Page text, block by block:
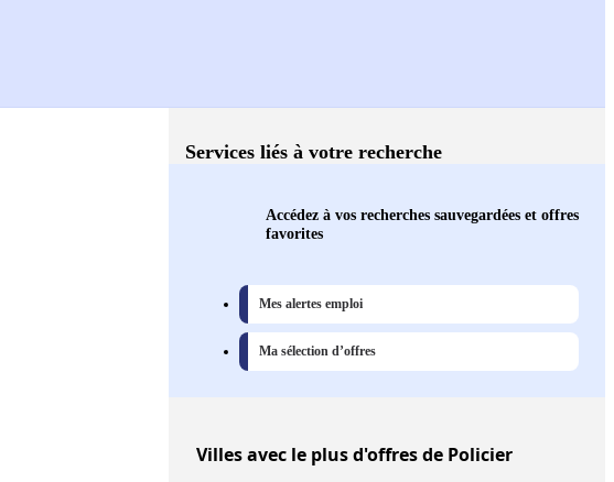
Services liés à votre recherche
Accédez à vos recherches sauvegardées et offres
favorites
Mes alertes emploi
Ma sélection d’offres
Villesavec le plus d'offres de Policier